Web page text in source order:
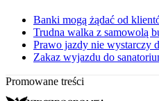
Banki mogą żądać od
Trudna walka z samowolą
Prawo jazdy nie wystarczy
Zakaz wyjazdu do
Promowane treści